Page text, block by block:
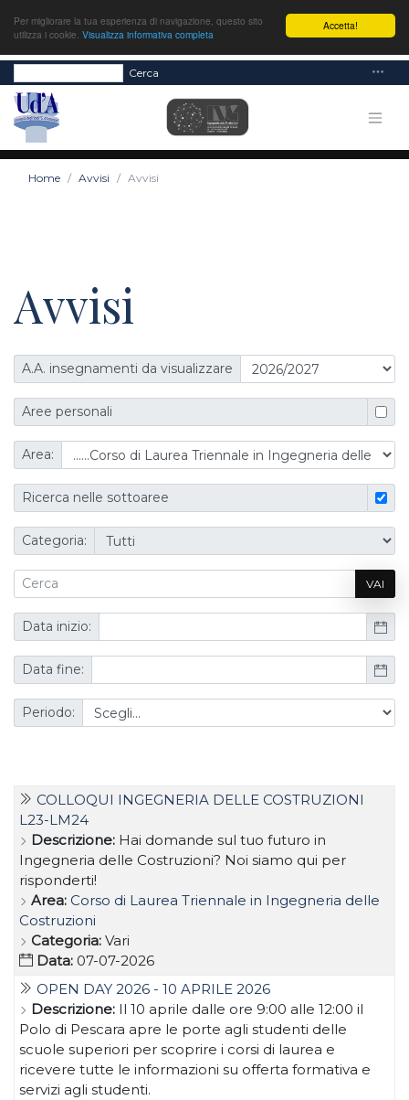
Accetta!
Per migliorare la tua esperienza di navigazione, questo sito
utilizza i cookie. Visualizza informativa completa
Cerca
Home Avvisi Avvisi
Avvisi
A.A. insegnamenti da visualizzare
Aree personali
Area:
Ricerca nelle sottoaree
Categoria:
VAI
Data inizio:
Data fine:
Periodo:
COLLOQUI INGEGNERIA DELLE COSTRUZIONI
L23-LM24
Descrizione: Hai domande sul tuo futuro in
Ingegneria delle Costruzioni? Noi siamo qui per
risponderti!
Area: Corso di Laurea Triennale in Ingegneria delle
Costruzioni
Categoria: Vari
Data: 07-07-2026
OPEN DAY 2026 - 10 APRILE 2026
Descrizione: Il 10 aprile dalle ore 9:00 alle 12:00 il
Polo di Pescara apre le porte agli studenti delle
scuole superiori per scoprire i corsi di laurea e
ricevere tutte le informazioni su offerta formativa e
servizi agli studenti.